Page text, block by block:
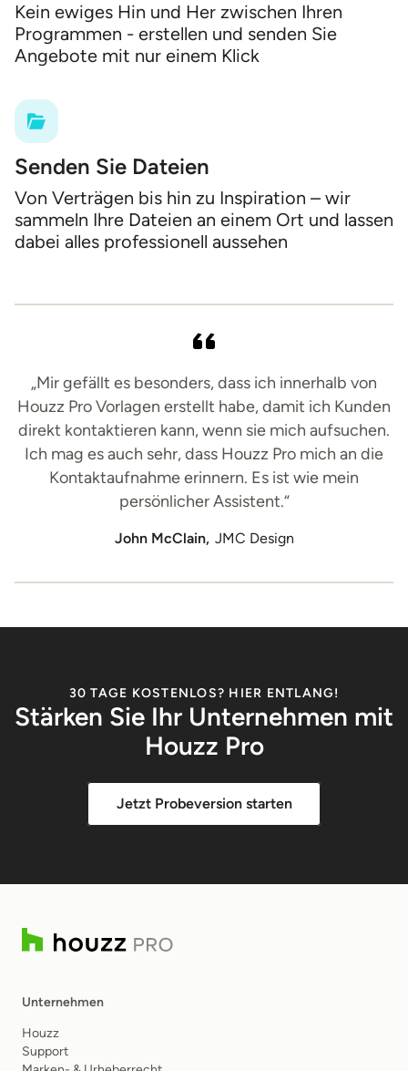
Kein ewiges Hin und Her zwischen Ihren
Programmen - erstellen und senden Sie
Angebote mit nur einem Klick
Senden Sie Dateien
Von Verträgen bis hin zu Inspiration – wir
sammeln Ihre Dateien an einem Ort und lassen
dabei alles professionell aussehen
„Mir gefällt es besonders, dass ich innerhalb von
Houzz Pro Vorlagen erstellt habe, damit ich Kunden
direkt kontaktieren kann, wenn sie mich aufsuchen.
Ich mag es auch sehr, dass Houzz Pro mich an die
Kontaktaufnahme erinnern. Es ist wie mein
persönlicher Assistent.“
John McClain, JMC Design
30 TAGE KOSTENLOS? HIER ENTLANG!
Stärken Sie Ihr Unternehmen mit
Houzz Pro
Jetzt Probeversion starten
Unternehmen
Houzz
Support